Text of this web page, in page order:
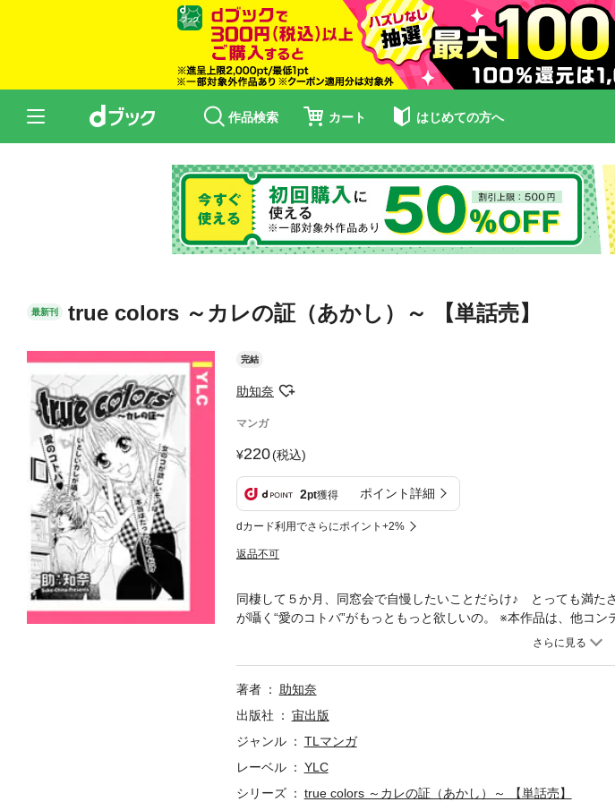
作品検索 カート はじめての方へ
最新刊 true colors ～カレの証（あかし）～ 【単話売】
完結
助知奈
マンガ
220(税込)
2pt獲得 ポイント詳細
dカード利用でさらにポイント+2%
返品不可
同棲して５か月、同窓会で自慢したいことだらけ♪ とっても満た
が囁く“愛のコトバ”がもっともっと欲しいの。 ※本作品は、他コン
著者
助知奈
出版社
宙出版
ジャンル
TLマンガ
レーベル
YLC
シリーズ
true colors ～カレの証（あかし）～ 【単話売】